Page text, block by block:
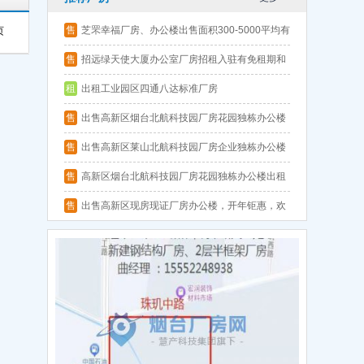
售 芝罘幸福厂房、办公楼出售面积300-5000平均有
可贷款钢结构厂房、框架厂房
售 招远绿天使大厦办公室厂房招租入驻有免租期和
优惠政策
租 出租工业园区四通八达标准厂房
售 出售高新区烟台北航科技园厂房花园独栋办公楼
海景办公现房现证
售 出售高新区莱山北航科技园厂房企业独栋办公楼
海景办公楼300-3000平，开年钜惠
售 高新区烟台北航科技园厂房花园独栋办公楼出租
出售价格优惠欢迎咨询！
售 出售高新区现房现证厂房办公楼，开年钜惠，欢